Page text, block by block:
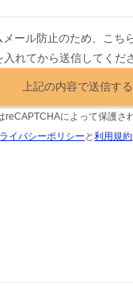
メール防止のため、こち
れてから送信してくだ
reCAPTCHAによって保護さ
イバシーポリシー と利用規約